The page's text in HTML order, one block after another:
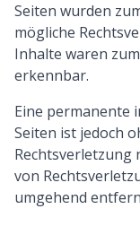
Seiten wurden
mögliche
Inhalte waren
erkennbar.
Eine permanente
Seiten ist jedoch
Rechtsverletzung
von
umgehend